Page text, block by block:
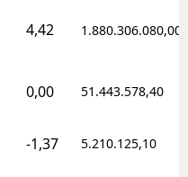
4,42 1.880.306.080,00
0,00 51.443.578,40
-1,37 5.210.125,10